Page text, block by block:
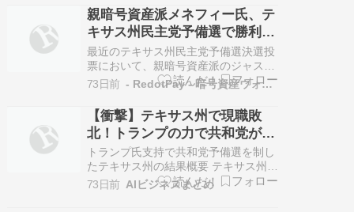
位二名による決選投票が確実視されて
います。 世論調査によると、左派のイ
バン・セペダ氏と右派のアベラルド・
デ・ラ・エスピエジャ氏が競り合って
おり…
親暗号資産派メネフィー氏、テ
キサス州民主党予備選で勝利：
業界の政治影響力拡大
最近のテキサス州民主党予備選決選投
票において、親暗号資産派のジャステ
ィン・メネフィー氏が勝利しました。
彼は現職のアル・グリーン氏を破り、
議席を獲得しています。この結果は、
暗号資産業界が多額の資金を投じて支
援したスーパーPAC（政治活動委員会
の一種で、無制限の資金調達と支出が
可能な…
73日前 - RedotPay - 暗号資産ウォレットアプリ
【衝撃】テキサス州で現職敗
北！トランプの力で共和党が劇
的変貌
トランプ氏支持で共和党予備選を制し
たテキサス州の結果概要 テキサス州司
法長官のケン・パクストン氏が、共和
73日前 AIビジネスまとめ